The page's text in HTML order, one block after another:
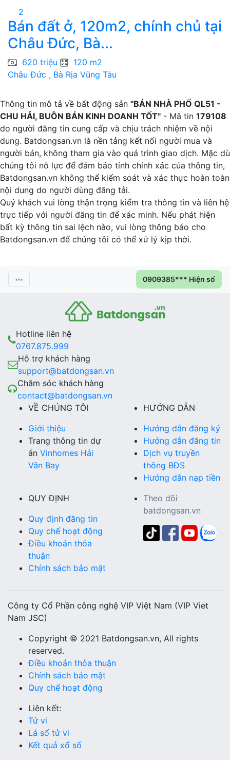
2
Bán đất ở, 120m2, chính chủ tại
Châu Đức, Bà...
620 triệu
120 m2
Châu Đức , Bà Rịa Vũng Tàu
Thông tin mô tả về bất động sản "BÁN NHÀ PHỐ QL51 -
CHU HẢI, BUÔN BÁN KINH DOANH TỐT" - Mã tin 179108
do người đăng tin cung cấp và chịu trách nhiệm về nội
dung. Batdongsan.vn là nền tảng kết nối người mua và
người bán, không tham gia vào quá trình giao dịch. Mặc dù
chúng tôi nỗ lực để đảm bảo tính chính xác của thông tin,
Batdongsan.vn không thể kiểm soát và xác thực hoàn toàn
nội dung do người dùng đăng tải.
Quý khách vui lòng thận trọng kiểm tra thông tin và liên hệ
trực tiếp với người đăng tin để xác minh. Nếu phát hiện
bất kỳ thông tin sai lệch nào, vui lòng thông báo cho
Batdongsan.vn để chúng tôi có thể xử lý kịp thời.
0909385*** Hiện số
Hotline liên hệ
0767.875.999
Hỗ trợ khách hàng
support@batdongsan.vn
Chăm sóc khách hàng
contact@batdongsan.vn
VỀ CHÚNG TÔI
Giới thiệu
Trang thông tin dự
án Vinhomes Hải
Vân Bay
HƯỚNG DẪN
Hướng dẫn đăng ký
Hướng dẫn đăng tin
Dịch vụ truyền
thông BĐS
Hướng dẫn nạp tiền
QUY ĐỊNH
Quy định đăng tin
Quy chế hoạt động
Điều khoản thỏa
thuận
Chính sách bảo mật
Theo dõi
batdongsan.vn
Công ty Cổ Phần công nghệ VIP Việt Nam (VIP Viet
Nam JSC)
Copyright © 2021 Batdongsan.vn, All rights
reserved.
Điều khoản thỏa thuận
Chính sách bảo mật
Quy chế hoạt động
Liên kết:
Tử vi
Lá số tử vi
Kết quả xổ số